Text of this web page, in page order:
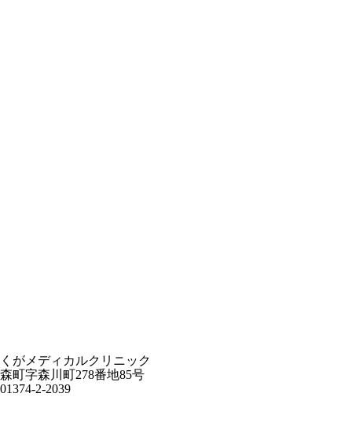
くがメディカルクリニック
森町字森川町278番地85号
01374-2-2039